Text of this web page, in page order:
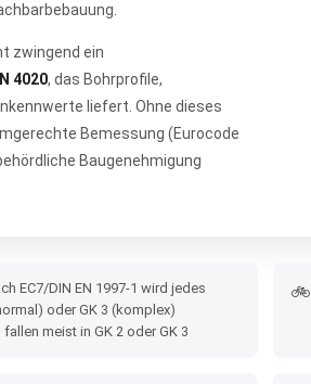
zwingend ein
4020, das Bohrprofile,
liefert. Ohne dieses
Bemessung (Eurocode
Baugenehmigung
EC7/DIN EN 1997-1 wird jedes
oder GK 3 (komplex)
meist in GK 2 oder GK 3
🚲